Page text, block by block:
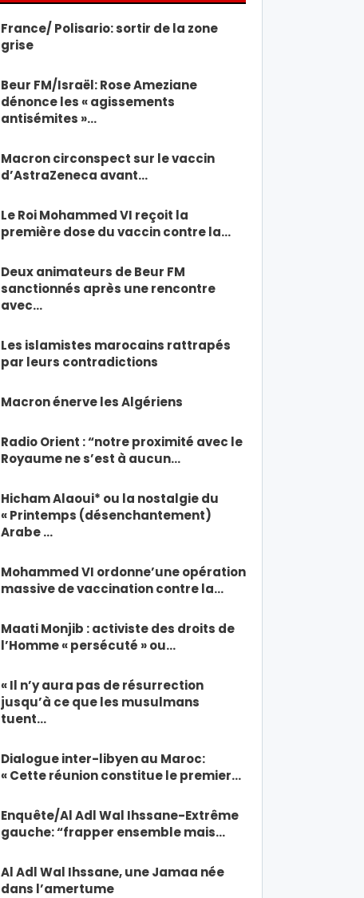
France/ Polisario: sortir de la zone
grise
Beur FM/Israël: Rose Ameziane
dénonce les « agissements
antisémites »…
Macron circonspect sur le vaccin
d’AstraZeneca avant…
Le Roi Mohammed VI reçoit la
première dose du vaccin contre la…
Deux animateurs de Beur FM
sanctionnés après une rencontre
avec…
Les islamistes marocains rattrapés
par leurs contradictions
Macron énerve les Algériens
Radio Orient : “notre proximité avec le
Royaume ne s’est à aucun…
Hicham Alaoui* ou la nostalgie du
« Printemps (désenchantement)
Arabe …
Mohammed VI ordonne’une opération
massive de vaccination contre la…
Maati Monjib : activiste des droits de
l’Homme « persécuté » ou…
« Il n’y aura pas de résurrection
jusqu’à ce que les musulmans
tuent…
Dialogue inter-libyen au Maroc:
« Cette réunion constitue le premier…
Enquête/Al Adl Wal Ihssane-Extrême
gauche: “frapper ensemble mais…
Al Adl Wal Ihssane, une Jamaa née
dans l’amertume